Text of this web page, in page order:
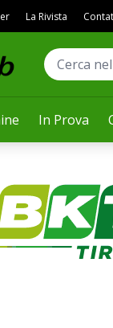
In Prova
La Rivista